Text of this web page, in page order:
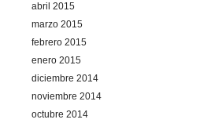
abril 2015
marzo 2015
febrero 2015
enero 2015
diciembre 2014
noviembre 2014
octubre 2014